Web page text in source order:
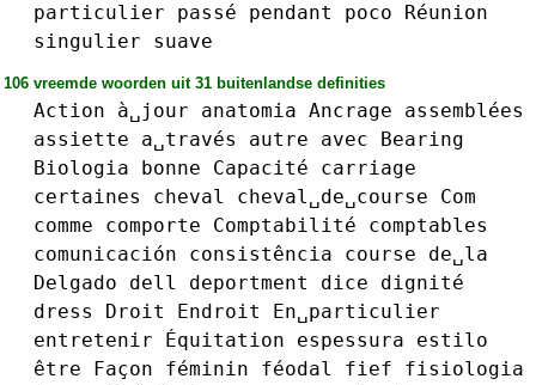
particulier
passé pendant poco
Réunion
singulier
suave
106 vreemde woorden uit 31 buitenlandse definities
Action à␣jour anatomia Ancrage
assemblées
assiette
a␣través autre avec
Bearing
Biologia
bonne Capacité
carriage
certaines
cheval cheval␣de␣course
Com
comme
comporte Comptabilité
comptables
comunicación
consistência course
de␣la
Delgado
dell deportment dice
dignité
dress
Droit Endroit
En␣particulier
entretenir
Équitation espessura
estilo
être
Façon féminin féodal fief
fisiologia